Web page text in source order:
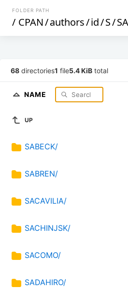
FOLDER PATH
/ CPAN/authors/id/S/SA
68 directories1 file5.4 KiB total
NAME
UP
SABECK/
SABREN/
SACAVILIA/
SACHINJSK/
SACOMO/
SADAHIRO/